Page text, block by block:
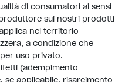
di consumatori ai sensi
sui nostri prodotti
nel territorio
a condizione che
uso privato.
(adempimento
se applicabile, risarcimento